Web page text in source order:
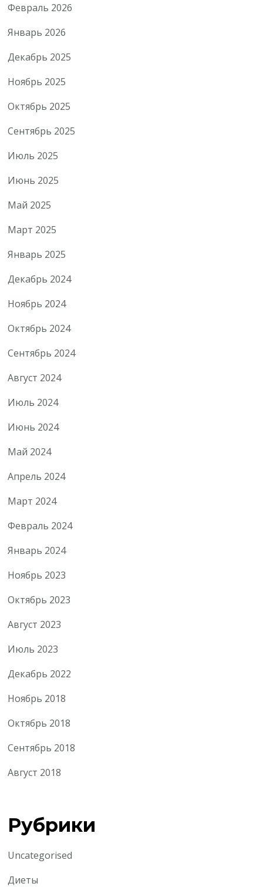
Февраль 2026
Январь 2026
Декабрь 2025
Ноябрь 2025
Октябрь 2025
Сентябрь 2025
Июль 2025
Июнь 2025
Май 2025
Март 2025
Январь 2025
Декабрь 2024
Ноябрь 2024
Октябрь 2024
Сентябрь 2024
Август 2024
Июль 2024
Июнь 2024
Май 2024
Апрель 2024
Март 2024
Февраль 2024
Январь 2024
Ноябрь 2023
Октябрь 2023
Август 2023
Июль 2023
Декабрь 2022
Ноябрь 2018
Октябрь 2018
Сентябрь 2018
Август 2018
Рубрики
Uncategorised
Диеты